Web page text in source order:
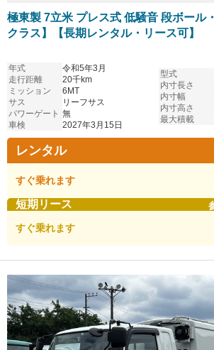
極東製 7立米 プレス式 低騒音 段ボール
クラス】【長期レンタル・リース可】
年式
令和5年3月
走行距離
20千km
ミッション
6MT
サス
リーフサス
パワーゲート 無
車検
2027年3月15日
型式
内寸長さ
内寸幅
内寸高さ
最大積載
レンタル
すぐ乗れます
短期リース
すぐ乗れます